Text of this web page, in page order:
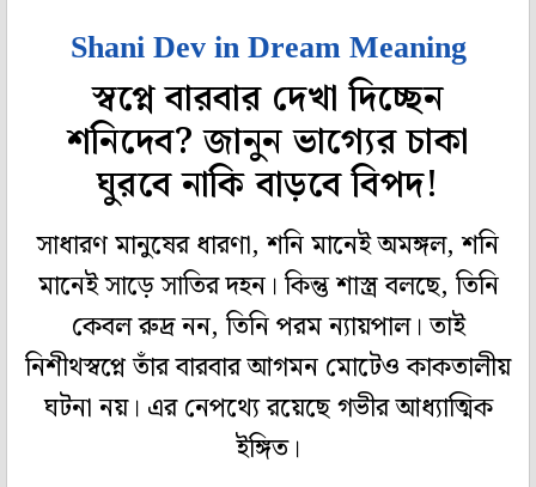
Shani Dev in Dream Meaning
স্বপ্নে বারবার দেখা দিচ্ছেন
শনিদেব? জানুন ভাগ্যের চাকা
ঘুরবে নাকি বাড়বে বিপদ!
সাধারণ মানুষের ধারণা, শনি মানেই অমঙ্গল, শনি
মানেই সাড়ে সাতির দহন। কিন্তু শাস্ত্র বলছে, তিনি
কেবল রুদ্র নন, তিনি পরম ন্যায়পাল। তাই
নিশীথস্বপ্নে তাঁর বারবার আগমন মোটেও কাকতালীয়
ঘটনা নয়। এর নেপথ্যে রয়েছে গভীর আধ্যাত্মিক
ইঙ্গিত।